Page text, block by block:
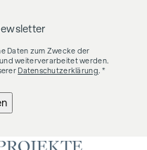
Daten zum Zwecke der
weiterverarbeitet werden.
Datenschutzerklärung . *